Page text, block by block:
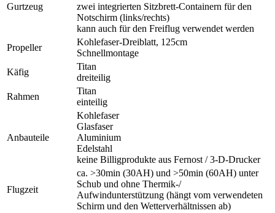
Gurtzeug
zwei integrierten Sitzbrett-Containern für den
Notschirm (links/rechts)
kann auch für den Freiflug verwendet werden
Propeller
Kohlefaser-Dreiblatt, 125cm
Schnellmontage
Käfig
Titan
dreiteilig
Rahmen
Titan
einteilig
Anbauteile
Kohlefaser
Glasfaser
Aluminium
Edelstahl
keine Billigprodukte aus Fernost / 3-D-Drucker
Flugzeit
ca. >30min (30AH) und >50min (60AH) unter
Schub und ohne Thermik-/
Aufwindunterstützung (hängt vom verwendeten
Schirm und den Wetterverhältnissen ab)